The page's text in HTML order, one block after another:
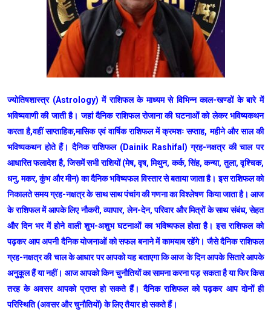
ज्योतिषशास्त्र (Astrology) में राशिफल के माध्यम से विभिन्न काल-खण्डों के बारे में
भविष्यवाणी की जाती है। जहां दैनिक राशिफल रोजाना की घटनाओं को लेकर भविष्यकथन
करता है,वहीं साप्ताहिक,मासिक एवं वार्षिक राशिफल में क्रमशः सप्ताह, महीने और साल की
भविष्यकथन होते हैं। दैनिक राशिफल (Dainik Rashifal) ग्रह-नक्षत्र की चाल पर
आधारित फलादेश है, जिसमें सभी राशियों (मेष, वृष, मिथुन, कर्क, सिंह, कन्या, तुला, वृश्चिक,
धनु, मकर, कुंभ और मीन) का दैनिक भविष्यफल विस्तार से बताया जाता है। इस राशिफल को
निकालते समय ग्रह-नक्षत्र के साथ साथ पंचांग की गणना का विश्लेषण किया जाता है। आज
के राशिफल में आपके लिए नौकरी, व्यापार, लेन-देन, परिवार और मित्रों के साथ संबंध, सेहत
और दिन भर में होने वाली शुभ-अशुभ घटनाओं का भविष्यफल होता है। इस राशिफल को
पढ़कर आप अपनी दैनिक योजनाओं को सफल बनाने में कामयाब रहेंगे। जैसे दैनिक राशिफल
ग्रह-नक्षत्र की चाल के आधार पर आपको यह बताएगा कि आज के दिन आपके सितारे आपके
अनुकूल हैं या नहीं। आज आपको किन चुनौतियों का सामना करना पड़ सकता है या फिर किस
तरह के अवसर आपको प्राप्त हो सकते हैं। दैनिक राशिफल को पढ़कर आप दोनों ही
परिस्थिति (अवसर और चुनौतियों) के लिए तैयार हो सकते हैं।